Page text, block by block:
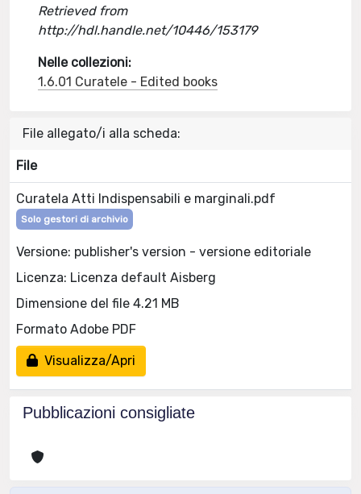
Retrieved from
http://hdl.handle.net/10446/153179
Nelle collezioni:
1.6.01 Curatele - Edited books
File allegato/i alla scheda:
File
Curatela Atti Indispensabili e marginali.pdf
Solo gestori di archivio
Versione: publisher's version - versione editoriale
Licenza: Licenza default Aisberg
Dimensione del file 4.21 MB
Formato Adobe PDF
Visualizza/Apri
Pubblicazioni consigliate